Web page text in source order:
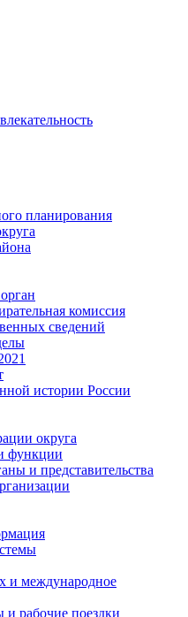
планирования
комиссия
сведений
истории России
округа
функции
и представительства
и международное
рабочие поездки